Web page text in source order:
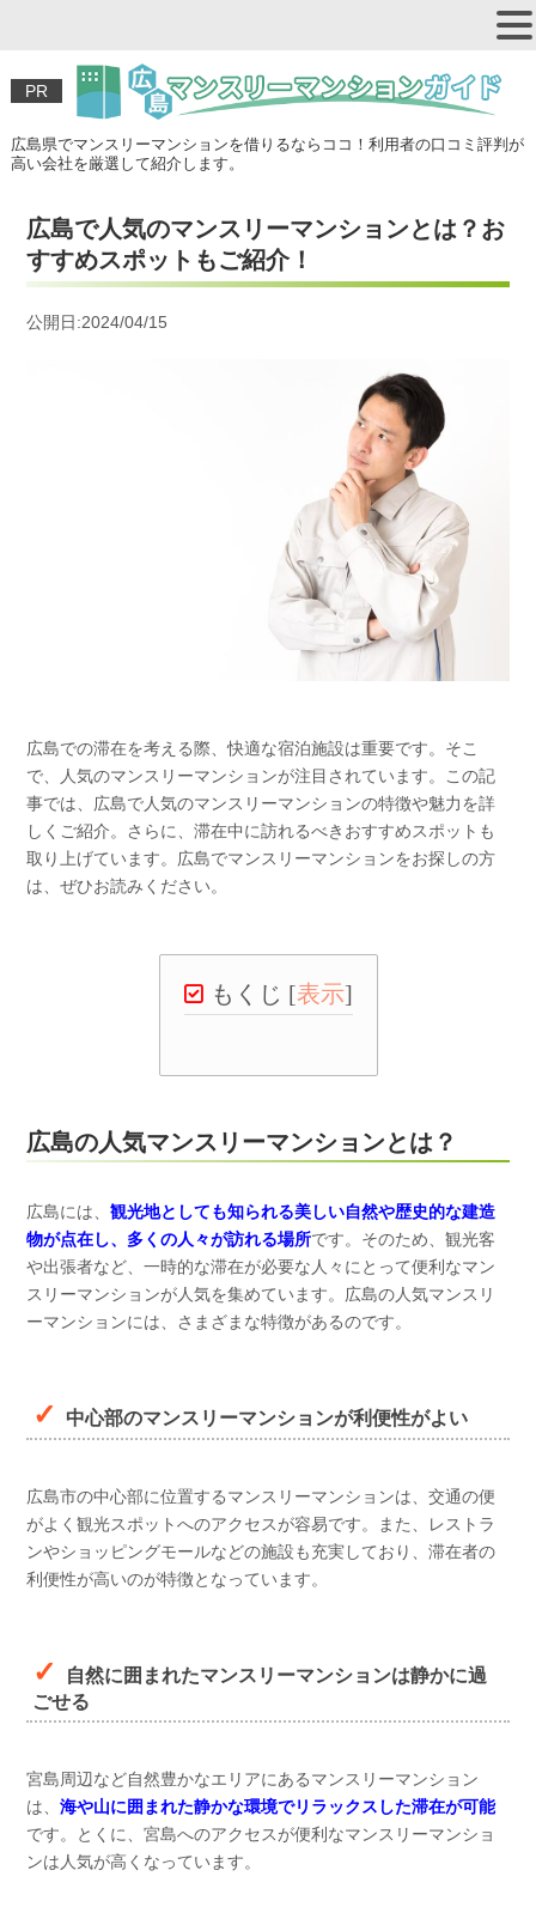
PR
広島県でマンスリーマンションを借りるならココ！利用者の口コミ評判が
高い会社を厳選して紹介します。
広島で人気のマンスリーマンションとは？お
すすめスポットもご紹介！
公開日:2024/04/15
広島での滞在を考える際、快適な宿泊施設は重要です。そこ
で、人気のマンスリーマンションが注目されています。この記
事では、広島で人気のマンスリーマンションの特徴や魅力を詳
しくご紹介。さらに、滞在中に訪れるべきおすすめスポットも
取り上げています。広島でマンスリーマンションをお探しの方
は、ぜひお読みください。
もくじ [表示]
広島の人気マンスリーマンションとは？
広島には、 観光地としても知られる美しい自然や歴史的な建造
物が点在し、多くの人々が訪れる場所です。そのため、観光客
や出張者など、一時的な滞在が必要な人々にとって便利なマン
スリーマンションが人気を集めています。広島の人気マンスリ
ーマンションには、さまざまな特徴があるのです。
中心部のマンスリーマンションが利便性がよい
広島市の中心部に位置するマンスリーマンションは、交通の便
がよく観光スポットへのアクセスが容易です。また、レストラ
ンやショッピングモールなどの施設も充実しており、滞在者の
利便性が高いのが特徴となっています。
自然に囲まれたマンスリーマンションは静かに過
ごせる
宮島周辺など自然豊かなエリアにあるマンスリーマンション
は、 海や山に囲まれた静かな環境でリラックスした滞在が可能
です。とくに、宮島へのアクセスが便利なマンスリーマンショ
ンは人気が高くなっています。